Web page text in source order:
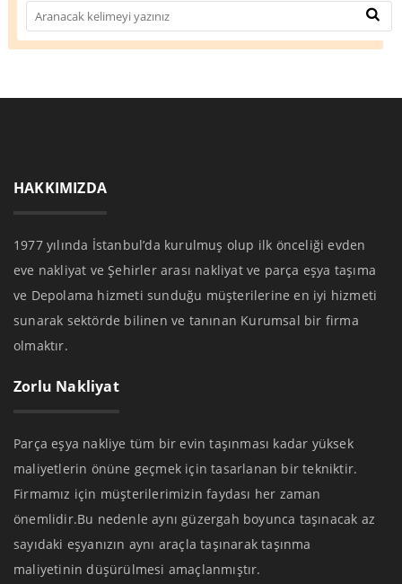
HAKKIMIZDA
1977 yılında İstanbul’da kurulmuş olup ilk önceliği evden
eve nakliyat ve Şehirler arası nakliyat ve parça eşya taşıma
ve Depolama hizmeti sunduğu müşterilerine en iyi hizmeti
sunarak sektörde bilinen ve tanınan Kurumsal bir firma
olmaktır.
Zorlu Nakliyat
Parça eşya nakliye tüm bir evin taşınması kadar yüksek
maliyetlerin önüne geçmek için tasarlanan bir tekniktir.
Firmamız için müşterilerimizin faydası her zaman
önemlidir.Bu nedenle aynı güzergah boyunca taşınacak az
sayıdaki eşyanızın aynı araçla taşınarak taşınma
maliyetinin düşürülmesi amaçlanmıştır.